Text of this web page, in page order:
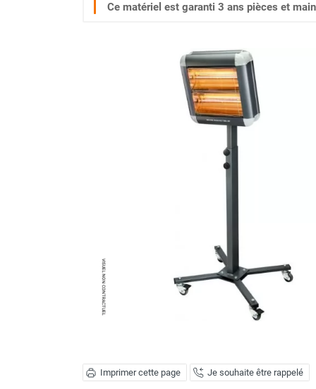
Rafraichisseur d'air mobile
Coffret de brumisation
Ventilateur brumisateur
Ventilateur / extracteur d'air mobile
Ventilateur de table
Extracteur d'air mural
Extracteur d'air mural hélicoïde
Extracteur d'air mural centrifuge
Déstratificateur ventilateur de
plafond
Ce matériel est garanti 3 ans pièces et
Imprimer cette page Je souhaite être rappelé